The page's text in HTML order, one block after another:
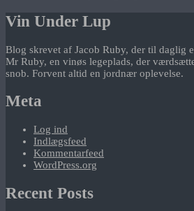
Vin Under Lup
Blog skrevet af Jacob Ruby, der til daglig
Mr Ruby, en vinøs legeplads, der
snob. Forvent altid en jordnær oplevelse.
Meta
Log ind
Indlægsfeed
Kommentarfeed
WordPress.org
Recent Posts